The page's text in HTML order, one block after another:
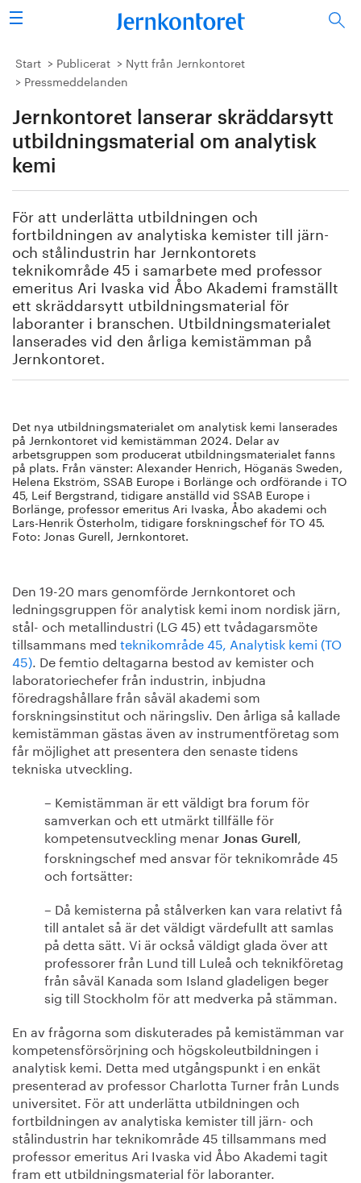
Sök
Stålindustrin
Forskning/utbildning
Vi tycker
Publicerat
Bildbank
Om oss
Start Publicerat
Nytt från Jernkontoret
Pressmeddelanden
Jernkontoret lanserar skräddarsytt
utbildningsmaterial om analytisk
kemi
För att underlätta utbildningen och
fortbildningen av analytiska kemister till järn-
och stålindustrin har Jernkontorets
teknikområde 45 i samarbete med professor
emeritus Ari Ivaska vid Åbo Akademi framställt
ett skräddarsytt utbildningsmaterial för
laboranter i branschen. Utbildningsmaterialet
lanserades vid den årliga kemistämman på
Jernkontoret.
Det nya utbildningsmaterialet om analytisk kemi lanserades
på Jernkontoret vid kemistämman 2024. Delar av
arbetsgruppen som producerat utbildningsmaterialet fanns
på plats. Från vänster: Alexander Henrich, Höganäs Sweden,
Helena Ekström, SSAB Europe i Borlänge och ordförande i TO
45, Leif Bergstrand, tidigare anställd vid SSAB Europe i
Borlänge, professor emeritus Ari Ivaska, Åbo akademi och
Lars-Henrik Österholm, tidigare forskningschef för TO 45.
Foto: Jonas Gurell, Jernkontoret.
Den 19-20 mars genomförde Jernkontoret och
ledningsgruppen för analytisk kemi inom nordisk järn,
stål- och metallindustri (LG 45) ett tvådagarsmöte
tillsammans med teknikområde 45, Analytisk kemi (TO
45). De femtio deltagarna bestod av kemister och
laboratoriechefer från industrin, inbjudna
föredragshållare från såväl akademi som
forskningsinstitut och näringsliv. Den årliga så kallade
kemistämman gästas även av instrumentföretag som
får möjlighet att presentera den senaste tidens
tekniska utveckling.
– Kemistämman är ett väldigt bra forum för
samverkan och ett utmärkt tillfälle för
kompetensutveckling menar Jonas Gurell
,
forskningschef med ansvar för teknikområde 45
och fortsätter:
– Då kemisterna på stålverken kan vara relativt få
till antalet så är det väldigt värdefullt att samlas
på detta sätt. Vi är också väldigt glada över att
professorer från Lund till Luleå och teknikföretag
från såväl Kanada som Island gladeligen beger
sig till Stockholm för att medverka på stämman.
En av frågorna som diskuterades på kemistämman var
kompetensförsörjning och högskoleutbildningen i
analytisk kemi. Detta med utgångspunkt i en enkät
presenterad av professor Charlotta Turner från Lunds
universitet. För att underlätta utbildningen och
fortbildningen av analytiska kemister till järn- och
stålindustrin har teknikområde 45 tillsammans med
professor emeritus Ari Ivaska vid Åbo Akademi tagit
fram ett utbildningsmaterial för laboranter.